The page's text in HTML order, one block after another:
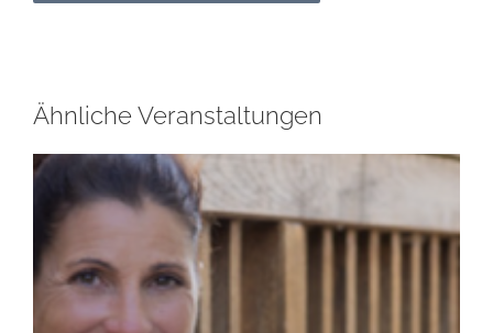
Ähnliche Veranstaltungen